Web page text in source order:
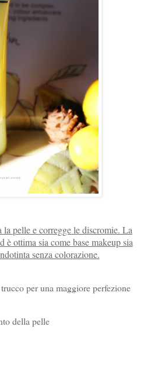
pelle e corregge le discromie. La
è ottima sia come base makeup sia
senza colorazione.
per una maggiore perfezione
della pelle